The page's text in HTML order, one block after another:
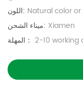
اللون: Natural color
ميناء الشحن: Xiamen
المهلة： 2-10 working